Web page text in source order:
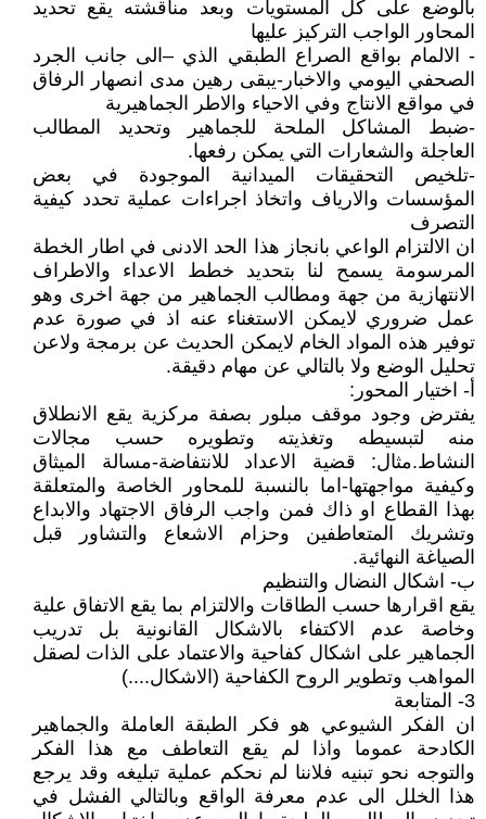
بالوضع على كل المستويات وبعد مناقشته يقع تحديد
المحاور الواجب التركيز عليها
- الالمام بواقع الصراع الطبقي الذي –الى جانب الجرد
الصحفي اليومي والاخبار-يبقى رهين مدى انصهار الرفاق
في مواقع الانتاج وفي الاحياء والاطر الجماهيرية
-ضبط المشاكل الملحة للجماهير وتحديد المطالب
العاجلة والشعارات التي يمكن رفعها.
-تلخيص التحقيقات الميدانية الموجودة في بعض
المؤسسات والارياف واتخاذ اجراءات عملية تحدد كيفية
التصرف
ان الالتزام الواعي بانجاز هذا الحد الادنى في اطار الخطة
المرسومة يسمح لنا بتحديد خطط الاعداء والاطراف
الانتهازية من جهة ومطالب الجماهير من جهة اخرى وهو
عمل ضروري لايمكن الاستغناء عنه اذ في صورة عدم
توفير هذه المواد الخام لايمكن الحديث عن برمجة ولاعن
تحليل الوضع ولا بالتالي عن مهام دقيقة.
أ- اختيار المحور:
يفترض وجود موقف مبلور بصفة مركزية يقع الانطلاق
منه لتبسيطه وتغذيته وتطويره حسب مجالات
النشاط.مثال: قضية الاعداد للانتفاضة-مسالة الميثاق
وكيفية مواجهتها-اما بالنسبة للمحاور الخاصة والمتعلقة
بهذا القطاع او ذاك فمن واجب الرفاق الاجتهاد والابداع
وتشريك المتعاطفين وحزام الاشعاع والتشاور قبل
الصياغة النهائية.
ب- اشكال النضال والتنظيم
يقع اقرارها حسب الطاقات والالتزام بما يقع الاتفاق علية
وخاصة عدم الاكتفاء بالاشكال القانونية بل تدريب
الجماهير على اشكال كفاحية والاعتماد على الذات لصقل
المواهب وتطوير الروح الكفاحية (الاشكال....)
3- المتابعة
ان الفكر الشيوعي هو فكر الطبقة العاملة والجماهير
الكادحة عموما واذا لم يقع التعاطف مع هذا الفكر
والتوجه نحو تبنيه فلاننا لم نحكم عملية تبليغه وقد يرجع
هذا الخلل الى عدم معرفة الواقع وبالتالي الفشل في